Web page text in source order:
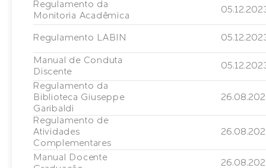
Regulamento da
Monitoria Acadêmica
Regulamento LABIN
Manual de Conduta
Discente
Regulamento da
Biblioteca Giuseppe
Garibaldi
Regulamento de
Atividades
Complementares
Manual Docente